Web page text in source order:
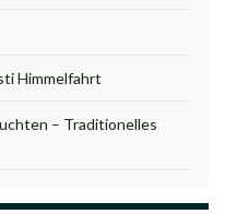
Himmelfahrt
– Traditionelles